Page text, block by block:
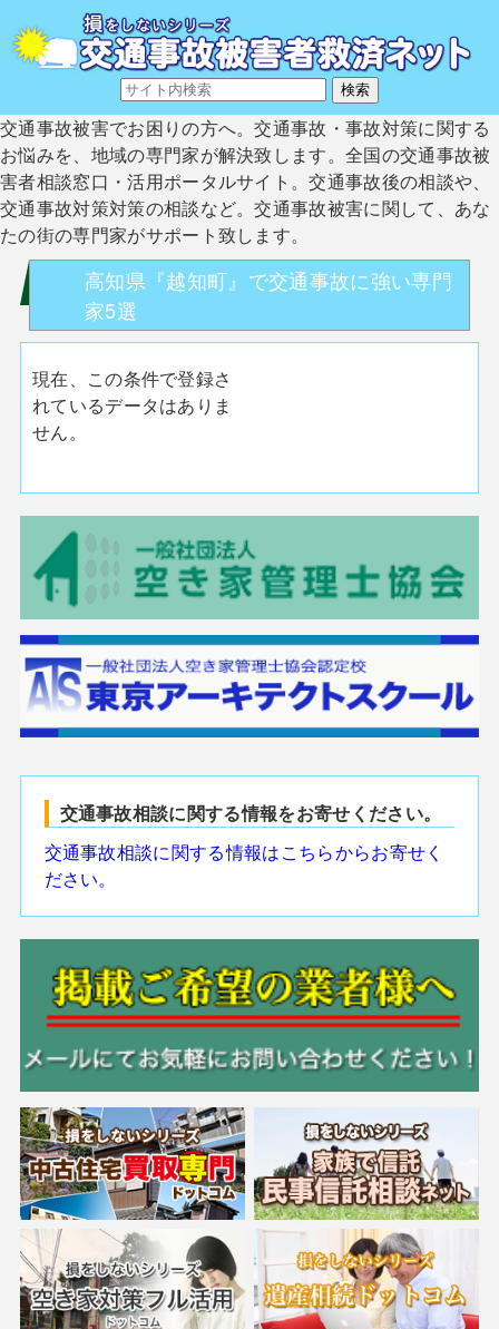
交通事故被害でお困りの方へ。交通事故・事故対策に関する
お悩みを、地域の専門家が解決致します。全国の交通事故被
害者相談窓口・活用ポータルサイト。交通事故後の相談や、
交通事故対策対策の相談など。交通事故被害に関して、あな
たの街の専門家がサポート致します。
高知県『越知町』で交通事故に強い専門
家5選
現在、この条件で登録さ
れているデータはありま
せん。
交通事故相談に関する情報をお寄せください。
交通事故相談に関する情報はこちらからお寄せく
ださい。